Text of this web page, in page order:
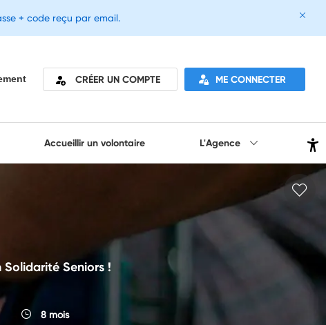
CRÉER UN COMPTE ME CONNECTER
Accueillir un volontaire L'Agence
Solidarité Seniors !
8 mois
+ code reçu par email.